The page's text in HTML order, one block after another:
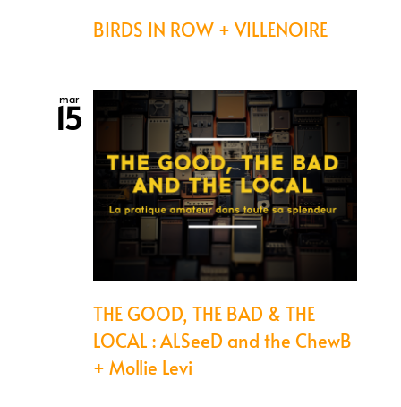
BIRDS IN ROW + VILLENOIRE
mar
15
THE GOOD, THE BAD & THE
LOCAL : ALSeeD and the ChewB
+ Mollie Levi